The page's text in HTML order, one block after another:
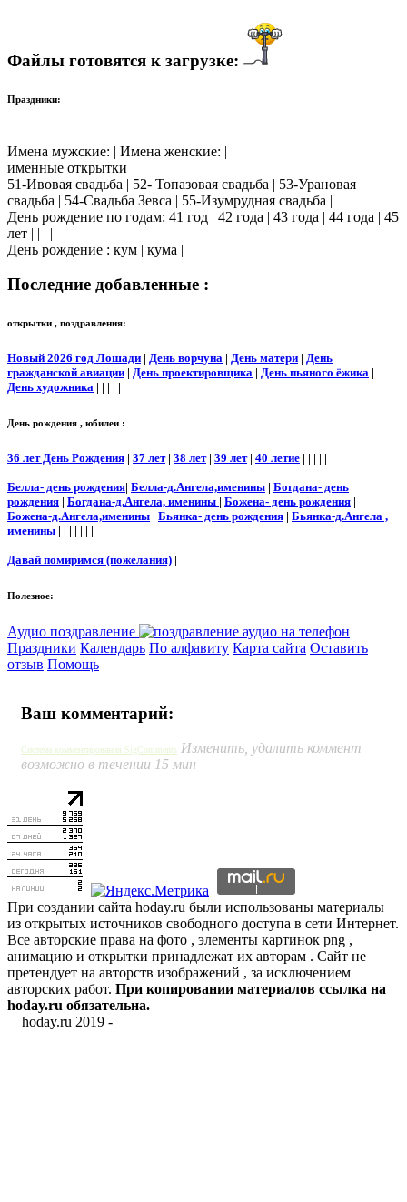
Файлы готовятся к загрузке:
Праздники:
Имена мужские: | Имена женские: |
именные открытки
51-Ивовая свадьба | 52- Топазовая свадьба | 53-Урановая
свадьба | 54-Свадьба Зевса | 55-Изумрудная свадьба |
День рождение по годам: 41 год | 42 года | 43 года | 44 года | 45
лет | | | |
День рождение : кум | кума |
Последние добавленные :
открытки , поздравления:
Новый 2026 год Лошади | День ворчуна | День матери | День
гражданской авиации | День проектировщика | День пьяного ёжика |
День художника | | | | |
День рождения , юбилеи :
36 лет День Рождения | 37 лет| 38 лет| 39 лет| 40 летие | | | | |
Белла- день рождения| Белла-д.Ангела,именины | Богдана- день
рождения | Богдана-д.Ангела, именины | Божена- день рождения |
Божена-д.Ангела,именины | Бьянка- день рождения | Бьянка-д.Ангела ,
именины | | | | | | |
Давай помиримся (пожелания) |
Полезное:
Аудио поздравление
Праздники Календарь По алфавиту Карта сайта Оставить
отзыв Помощь
Ваш комментарий:
Система комментирования SigComments Изменить, удалить коммент
возможно в течении 15 мин
При создании сайта hoday.ru были использованы материалы
из открытых источников свободного доступа в сети Интернет.
Все авторские права на фото , элементы картинок png ,
анимацию и открытки принадлежат их авторам . Сайт не
претендует на авторств изображений , за исключением
авторских работ. При копировании материалов ссылка на
hoday.ru обязательна.
hoday.ru 2019 -